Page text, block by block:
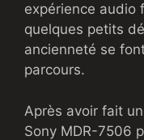
expérience audio
quelques petits
ancienneté se
parcours.
Après avoir fait
Sony MDR-7506